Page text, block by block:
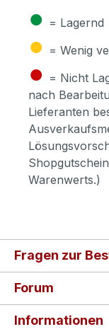
● = Lagernd
● = Wenig
● = Nicht
nach
Lieferanten
Warenwerts.)
Fragen zur
Forum
Informationen